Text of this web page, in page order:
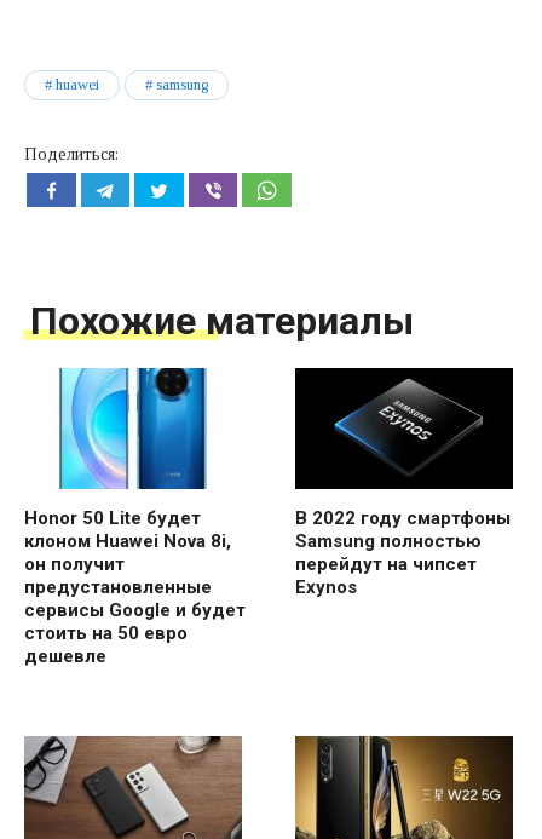
huawei samsung
Поделиться:
Похожие материалы
Honor 50 Lite будет
клоном Huawei Nova 8i,
он получит
предустановленные
сервисы Google и будет
стоить на 50 евро
дешевле
В 2022 году смартфоны
Samsung полностью
перейдут на чипсет
Exynos